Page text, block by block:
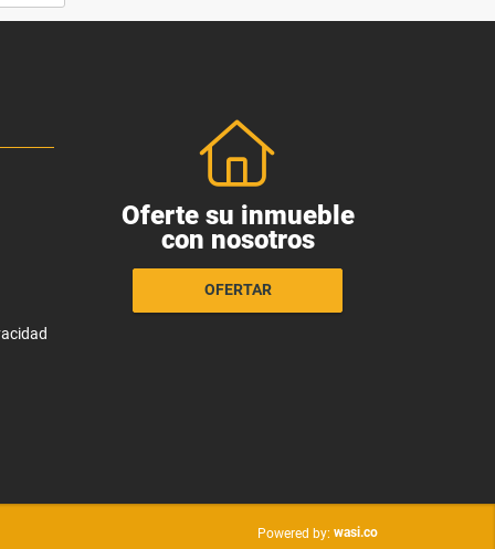
Oferte su inmueble
con nosotros
OFERTAR
Powered by: wasi.co